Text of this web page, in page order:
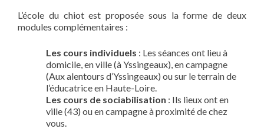
L’école du chiot est proposée sous la forme de deux
modules complémentaires :
Les cours individuels : Les séances ont lieu à
domicile, en ville (à Yssingeaux), en campagne
(Aux alentours d’Yssingeaux) ou sur le terrain de
l’éducatrice en Haute-Loire.
Les cours de sociabilisation : Ils lieux ont en
ville (43) ou en campagne à proximité de chez
vous.